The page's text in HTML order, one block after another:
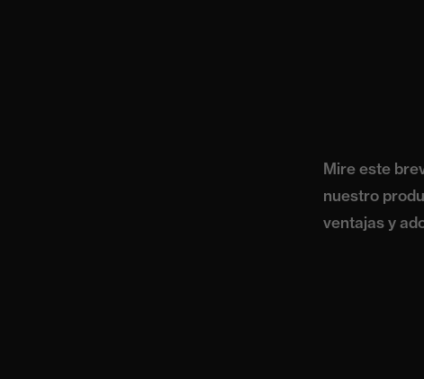
Mire este
nuestro
ventajas y